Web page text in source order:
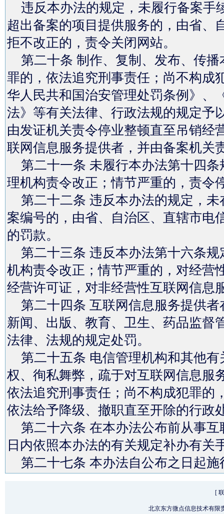
违反本办法的规定，未履行备案手
超出备案的项目提供服务的，由省、
拒不改正的，责令关闭网站。
第二十条 制作、复制、发布、传播
罪的，依法追究刑事责任；尚不构成
华人民共和国治安管理处罚条例》、
法》等有关法律、行政法规的规定予
由发证机关责令停业整顿直至吊销经
联网信息服务提供者，并由备案机关
第二十一条 未履行本办法第十四条
理机构责令改正；情节严重的，责令
第二十二条 违反本办法的规定，未
案编号的，由省、自治区、直辖市电
的罚款。
第二十三条 违反本办法第十六条规
机构责令改正；情节严重的，对经营
经营许可证，对非经营性互联网信息
第二十四条 互联网信息服务提供者
新闻、出版、教育、卫生、药品监督
法律、法规的规定处罚。
第二十五条 电信管理机构和其他有
权、徇私舞弊，疏于对互联网信息服
依法追究刑事责任；尚不构成犯罪的
依法给予降级、撤职直至开除的行政
第二十六条 在本办法公布前从事互
日内依照本办法的有关规定补办有关
第二十七条 本办法自公布之日起施
[
北京东方微点信息技术有限